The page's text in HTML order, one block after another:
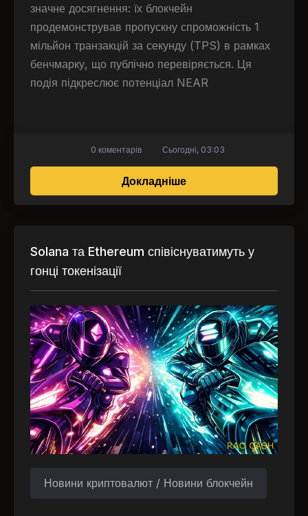
значне досягнення: їх блокчейн
продемонстрував пропускну спроможність 1
мільйон транзакцій за секунду (TPS) в рамках
бенчмарку, що публічно перевіряється. Ця
подія підкреслює потенціал NEAR
Докладнішепро Блокчейн
0 коментарів Сьогодні, 03:03
Solana та Ethereum співіснуватимуть у
гонці токенізації
Новини криптовалют / Новини блокчейн